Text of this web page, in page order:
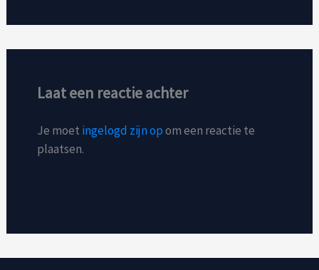
Laat een reactie achter
Je moet ingelogd zijn opom een reactie te
plaatsen.